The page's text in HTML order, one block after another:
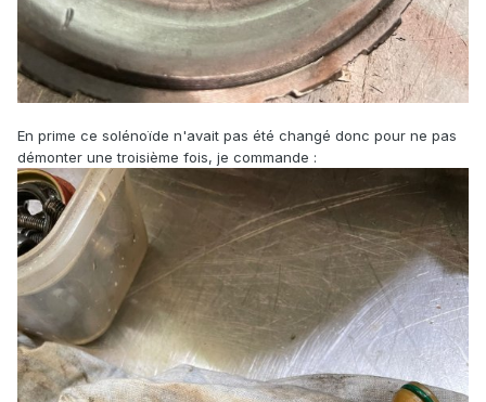
En prime ce solénoïde n'avait pas été changé donc pour ne pas
démonter une troisième fois, je commande :